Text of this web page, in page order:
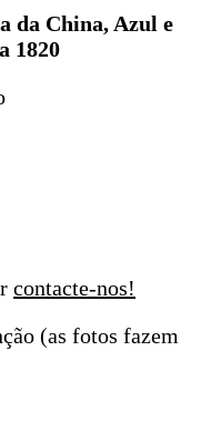
da China, Azul e
1820
contacte-nos!
(as fotos fazem